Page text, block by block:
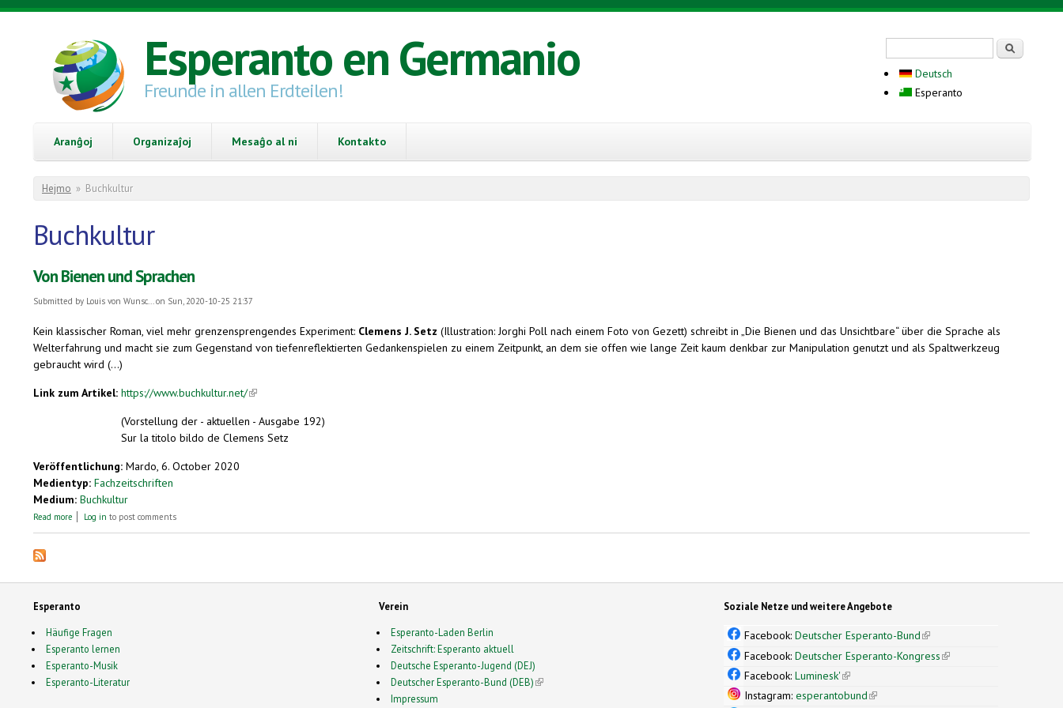
Skip to main content
Esperanto en Germanio
Freunde in allen Erdteilen!
Deutsch
Esperanto
Aranĝoj Organizaĵoj Mesaĝo al ni Kontakto
You are here
Hejmo » Buchkultur
Buchkultur
Von Bienen und Sprachen
Submitted by Louis von Wunsc...on Sun, 2020-10-25 21:37
Kein klassischer Roman, viel mehr grenzensprengendes Experiment: Clemens J. Setz (Illustration: Jorghi Poll nach einem Foto von Gezett) schreibt in „Die Bienen und das Unsichtbare“ über die Sprache als
Welterfahrung und macht sie zum Gegenstand von tiefenreflektierten Gedankenspielen zu einem Zeitpunkt, an dem sie offen wie lange Zeit kaum denkbar zur Manipulation genutzt und als Spaltwerkzeug
gebraucht wird (...)
Link zum Artikel: https://www.buchkultur.net/(link is external)
(Vorstellung der - aktuellen - Ausgabe 192)
Sur la titolo bildo de Clemens Setz
Veröffentlichung: Mardo, 6. October 2020
Medientyp: Fachzeitschriften
Medium: Buchkultur
Read more about Von Bienen und Sprachen
Log in to post comments
Esperanto
Häufige Fragen
Esperanto lernen
Esperanto-Musik
Esperanto-Literatur
Verein
Esperanto-Laden Berlin
Zeitschrift: Esperanto aktuell
Deutsche Esperanto-Jugend (DEJ)
Deutscher Esperanto-Bund (DEB)(link is external)
Impressum
Soziale Netze und weitere Angebote
Facebook:Deutscher Esperanto-Bund(link is external)
Facebook:Deutscher Esperanto-Kongress(link is external)
Facebook:Luminesk'(link is external)
Instagram:esperantobund(link is external)